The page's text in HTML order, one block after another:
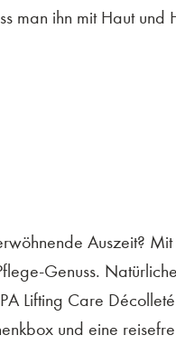
man ihn mit Haut und
Auszeit?
Genuss.
Lifting Care
und eine